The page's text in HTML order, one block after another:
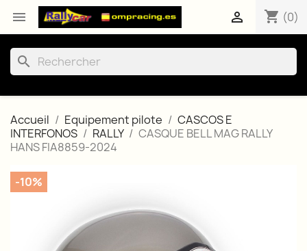
 shopping_cart (0)

search
Accueil Equipement pilote
CASCOS E
INTERFONOS
RALLY
CASQUE BELL MAG RALLY
HANS FIA8859-2024
-10%